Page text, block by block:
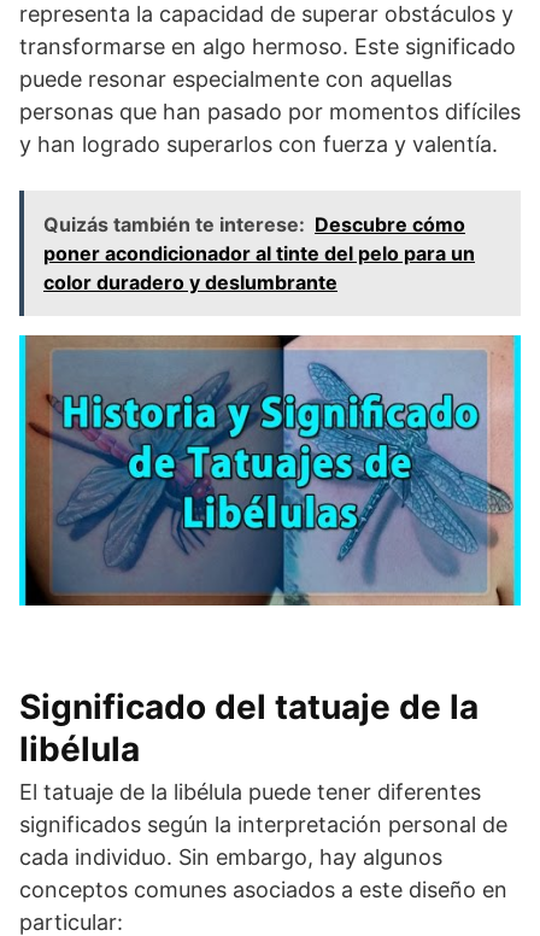
representa la capacidad de superar obstáculos y
transformarse en algo hermoso. Este significado
puede resonar especialmente con aquellas
personas que han pasado por momentos difíciles
y han logrado superarlos con fuerza y valentía.
Quizás también te interese: Descubre cómo
poner acondicionador al tinte del pelo para un
color duradero y deslumbrante
Significado del tatuaje de la
libélula
El tatuaje de la libélula puede tener diferentes
significados según la interpretación personal de
cada individuo. Sin embargo, hay algunos
conceptos comunes asociados a este diseño en
particular: